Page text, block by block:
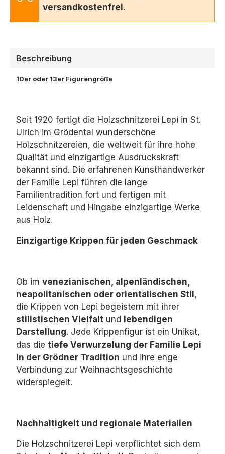
versandkostenfrei.
Beschreibung
10er oder 13er Figurengröße
Seit 1920 fertigt die Holzschnitzerei Lepi in St.
Ulrich im Grödental wunderschöne
Holzschnitzereien, die weltweit für ihre hohe
Qualität und einzigartige Ausdruckskraft
bekannt sind. Die erfahrenen Kunsthandwerker
der Familie Lepi führen die lange
Familientradition fort und fertigen mit
Leidenschaft und Hingabe einzigartige Werke
aus Holz.
Einzigartige Krippen für jeden Geschmack
Ob im venezianischen, alpenländischen,
neapolitanischen oder orientalischen Stil,
die Krippen von Lepi begeistern mit ihrer
stilistischen Vielfalt und lebendigen
Darstellung. Jede Krippenfigur ist ein Unikat,
das die tiefe Verwurzelung der Familie Lepi
in der Grödner Tradition und ihre enge
Verbindung zur Weihnachtsgeschichte
widerspiegelt.
Nachhaltigkeit und regionale Materialien
Die Holzschnitzerei Lepi verpflichtet sich dem